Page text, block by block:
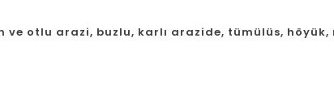
ve otlu arazi, buzlu, karlı arazide, tümülüs, höyük,